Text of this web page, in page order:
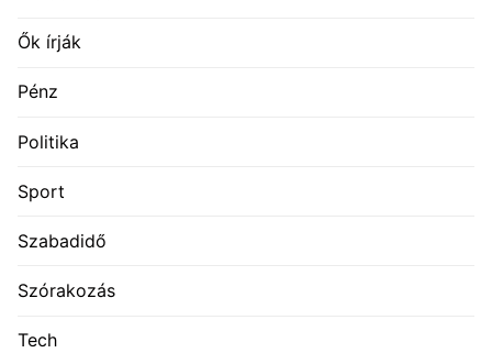
Ők írják
Pénz
Politika
Sport
Szabadidő
Szórakozás
Tech